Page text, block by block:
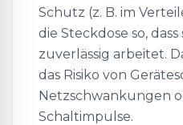
Schutz (z. B. im
die Steckdose so,
zuverlässig arbeitet.
das Risiko von
Netzschwankungen
Schaltimpulse.